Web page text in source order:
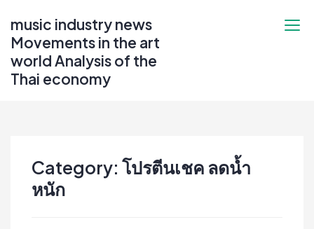
content
music industry news
Movements in the art
world Analysis of the
Thai economy
Category: โปรตีนเชค ลดน้ำ
หนัก